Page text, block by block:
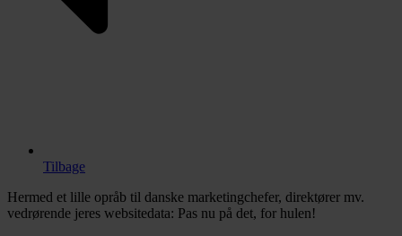
Tilbage
Hermed et lille opråb til danske marketingchefer, direktører mv.
vedrørende jeres websitedata: Pas nu på det, for hulen!